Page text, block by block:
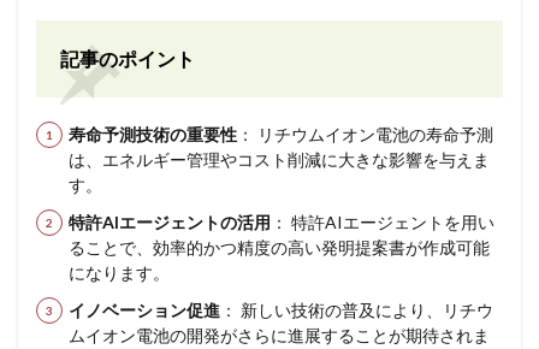
記事のポイント
寿命予測技術の重要性 ： リチウムイオン電池の寿命予測
は、エネルギー管理やコスト削減に大きな影響を与えま
す。
特許AIエージェントの活用 ： 特許AIエージェントを用い
ることで、効率的かつ精度の高い発明提案書が作成可能
になります。
イノベーション促進 ： 新しい技術の普及により、リチウ
ムイオン電池の開発がさらに進展することが期待されま